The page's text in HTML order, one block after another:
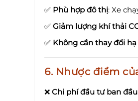
✅ Phù hợp đô thị: Xe
✅ Giảm lượng khí thải
✅ Không cần thay đổi
6. Nhược điểm
❌ Chi phí đầu tư ban